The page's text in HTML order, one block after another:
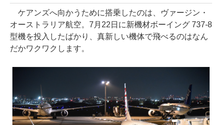
ケアンズへ向かうために搭乗したのは、ヴァージン・
オーストラリア航空。7月22日に新機材ボーイング 737-8
型機を投入したばかり、真新しい機体で飛べるのはなん
だかワクワクします。